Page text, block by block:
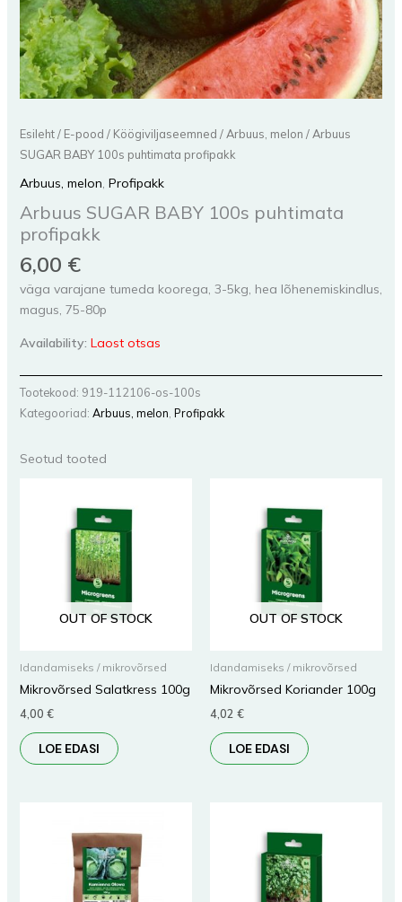
Esileht/ E-pood / Köögiviljaseemned /Arbuus, melon / Arbuus
SUGAR BABY 100s puhtimata profipakk
Arbuus, melon, Profipakk
Arbuus SUGAR BABY 100s puhtimata
profipakk
6,00 €
väga varajane tumeda koorega, 3-5kg, hea lõhenemiskindlus,
magus, 75-80p
Availability: Laost otsas
Tootekood: 919-112106-os-100s
Kategooriad: Arbuus, melon Profipakk
Seotud tooted
OUT OF STOCK
Idandamiseks / mikrovõrsed
Mikrovõrsed Salatkress 100g
4,00 €
LOE EDASI
OUT OF STOCK
Idandamiseks / mikrovõrsed
Mikrovõrsed Koriander 100g
4,02 €
LOE EDASI